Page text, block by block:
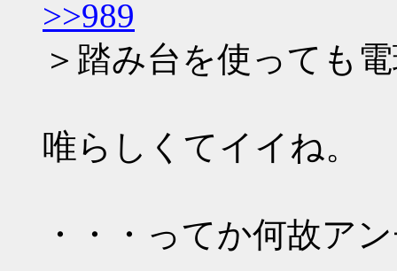
>>989
＞踏み台を使っても
唯らしくてイイね。
・・・ってか何故ア